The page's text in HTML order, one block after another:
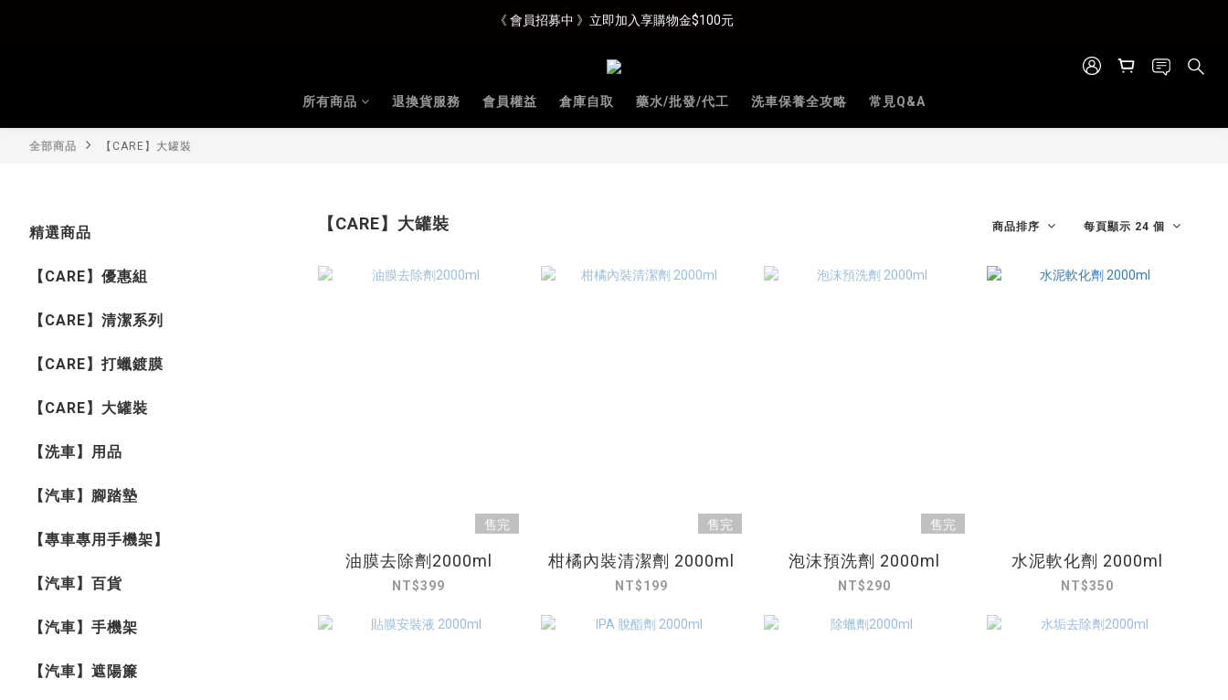
《 會員招募中 》立即加入享購物金$100元
所有商品 退換貨服務 會員權益 倉庫自取 藥水/批發/代工 洗車保養全攻略 常見Q&A
全部商品 【CARE】大罐裝
精選商品
【CARE】優惠組
【CARE】清潔系列
【CARE】打蠟鍍膜
【CARE】大罐裝
【洗車】用品
【汽車】腳踏墊
【專車專用手機架】
【汽車】百貨
【汽車】手機架
【汽車】遮陽簾
【CARE】大罐裝 商品排序 每頁顯示 24 個
售完
油膜去除劑2000ml
NT$399
售完
柑橘內裝清潔劑 2000ml
NT$199
售完
泡沫預洗劑 2000ml
NT$290
水泥軟化劑 2000ml
NT$350